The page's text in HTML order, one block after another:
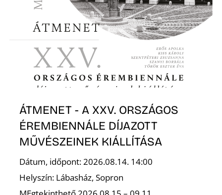
ÁTMENET - A XXV. ORSZÁGOS
ÉREMBIENNÁLE DÍJAZOTT
MŰVÉSZEINEK KIÁLLÍTÁSA
Dátum, időpont: 2026.08.14. 14:00
Helyszín: Lábasház, Sopron